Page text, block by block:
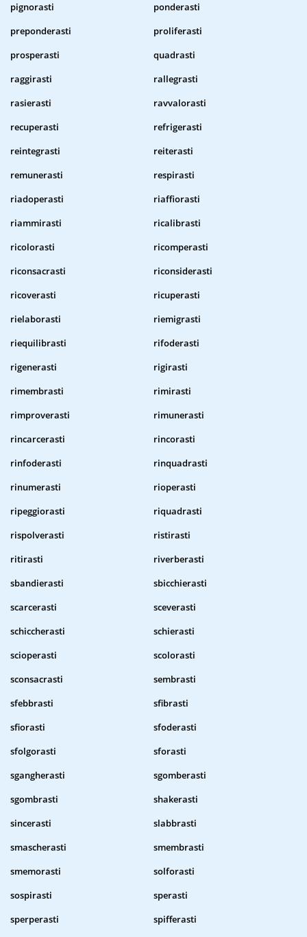
pignorasti
ponderasti
preponderasti
proliferasti
prosperasti
quadrasti
raggirasti
rallegrasti
rasierasti
ravvalorasti
recuperasti
refrigerasti
reintegrasti
reiterasti
remunerasti
respirasti
riadoperasti
riaffiorasti
riammirasti
ricalibrasti
ricolorasti
ricomperasti
riconsacrasti
riconsiderasti
ricoverasti
ricuperasti
rielaborasti
riemigrasti
riequilibrasti
rifoderasti
rigenerasti
rigirasti
rimembrasti
rimirasti
rimproverasti
rimunerasti
rincarcerasti
rincorasti
rinfoderasti
rinquadrasti
rinumerasti
rioperasti
ripeggiorasti
riquadrasti
rispolverasti
ristirasti
ritirasti
riverberasti
sbandierasti
sbicchierasti
scarcerasti
sceverasti
schiccherasti
schierasti
scioperasti
scolorasti
sconsacrasti
sembrasti
sfebbrasti
sfibrasti
sfiorasti
sfoderasti
sfolgorasti
sforasti
sgangherasti
sgomberasti
sgombrasti
shakerasti
sincerasti
slabbrasti
smascherasti
smembrasti
smemorasti
solforasti
sospirasti
sperasti
sperperasti
spifferasti